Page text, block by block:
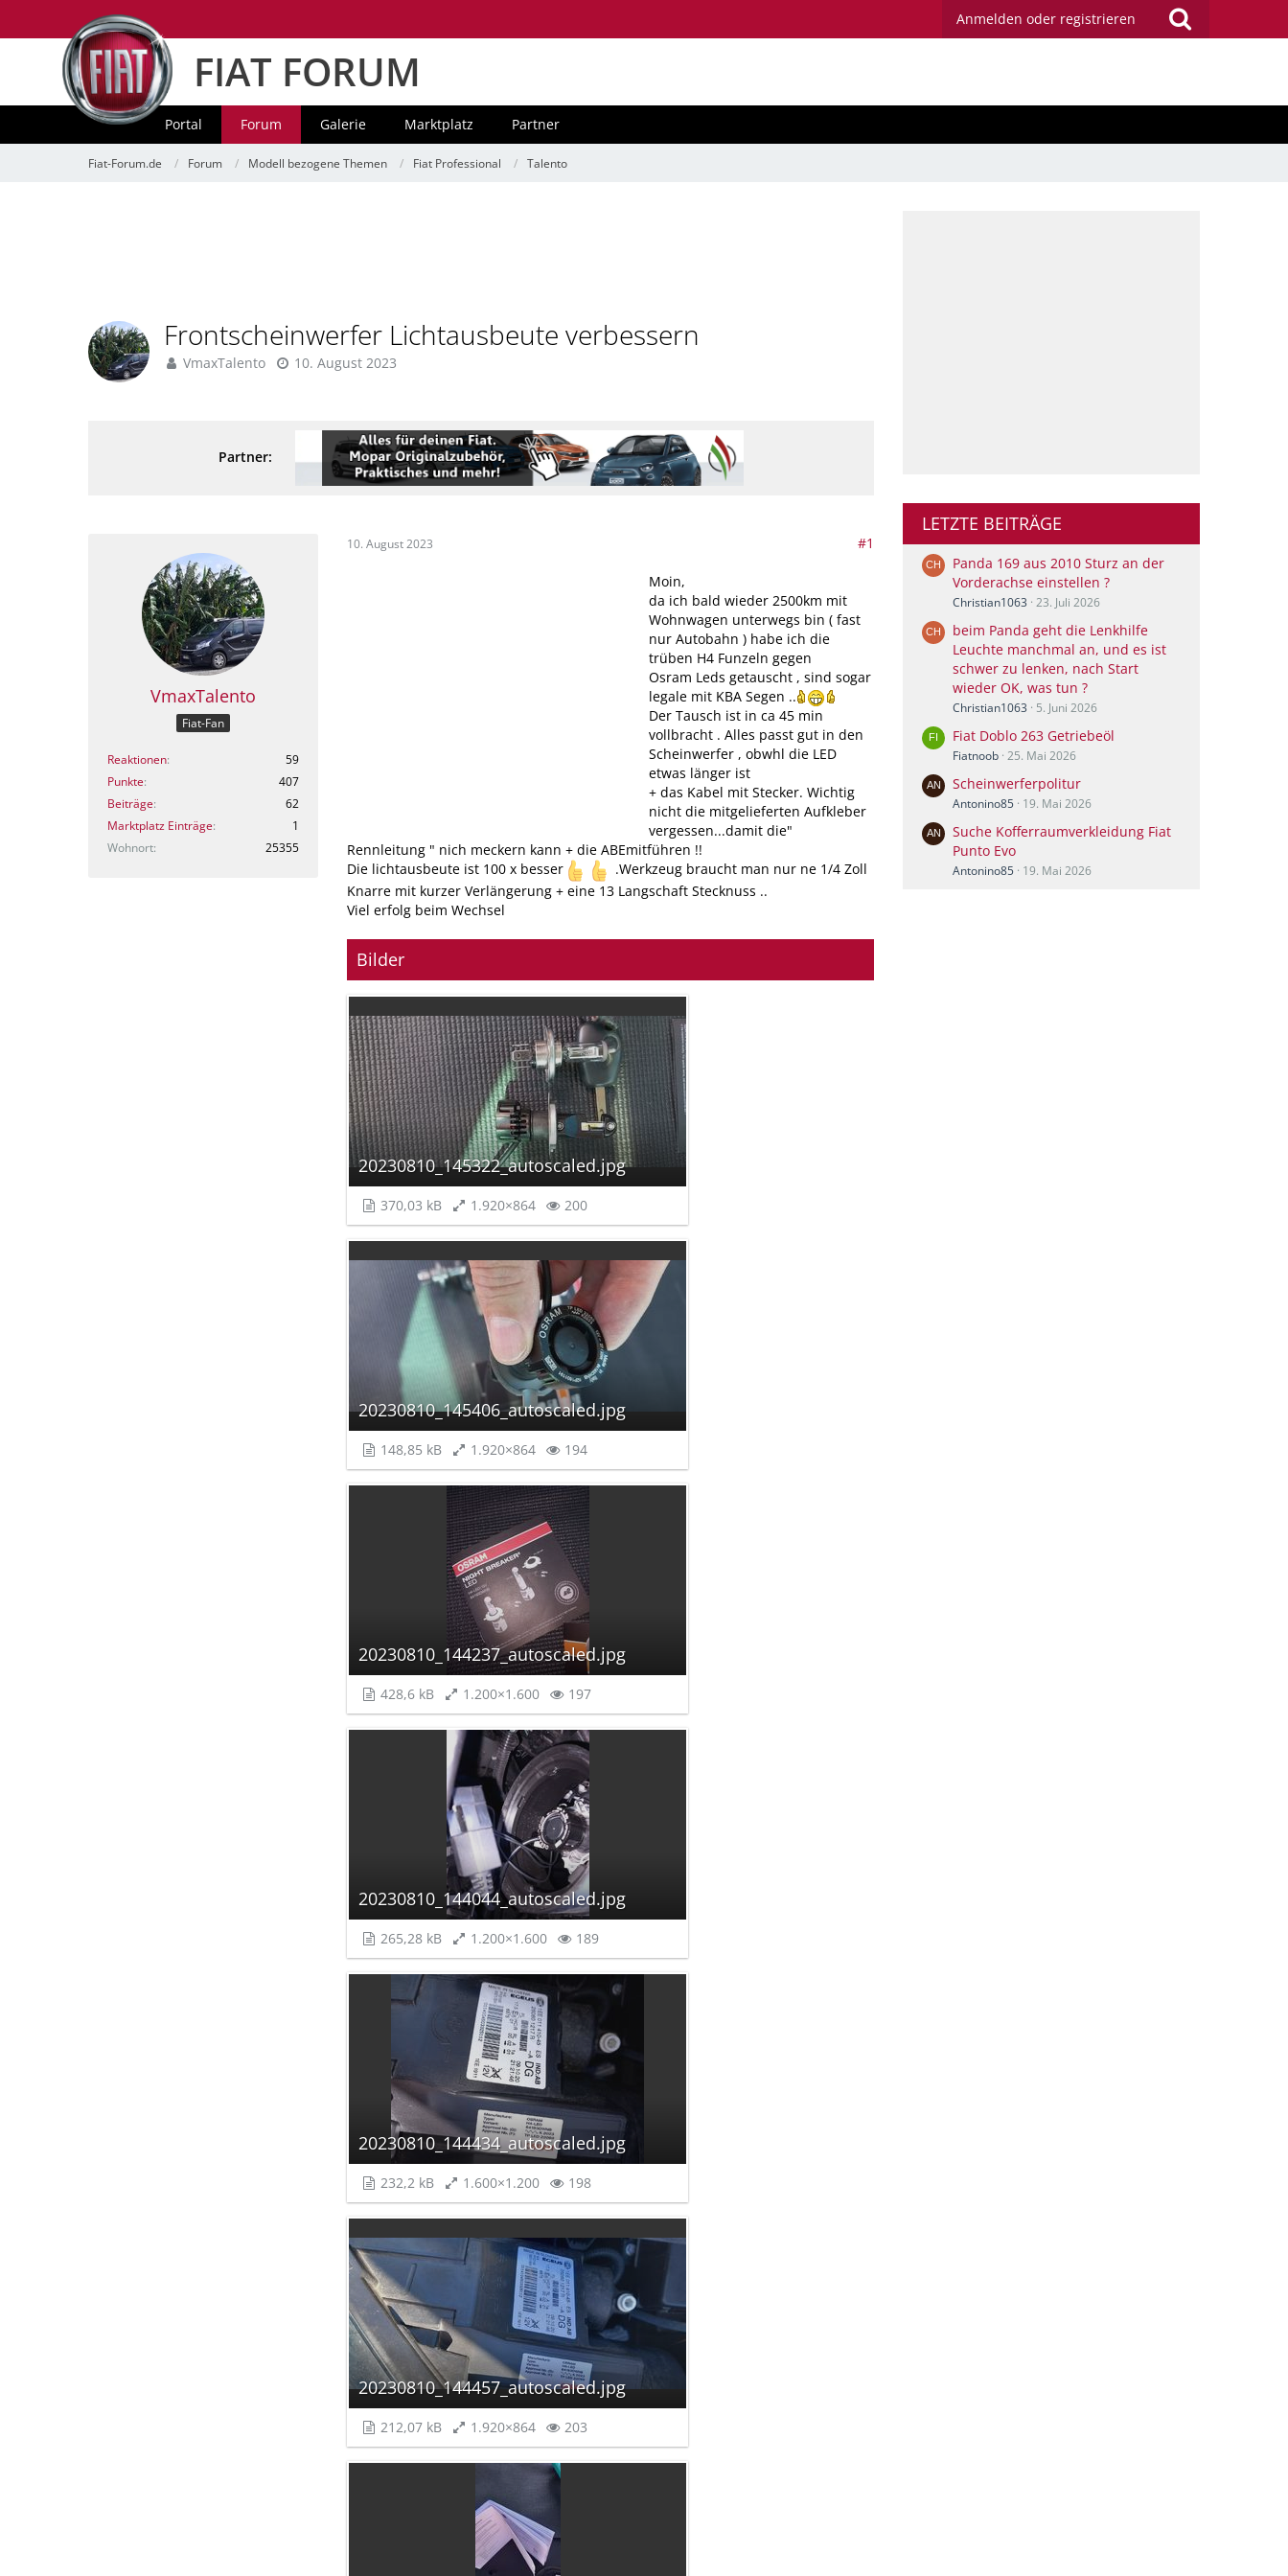
Anmelden oder registrieren
FIAT FORUM
Portal Forum Galerie Marktplatz Partner
Fiat-Forum.de Forum Modell bezogene Themen Fiat Professional Talento
Frontscheinwerfer Lichtausbeute verbessern
VmaxTalento 10. August 2023
Partner:
VmaxTalento
Fiat-Fan
Reaktionen
59
Punkte
407
Beiträge
62
Marktplatz Einträge
1
Wohnort
25355
10. August 2023 #1
Moin,
da ich bald wieder 2500km mit
Wohnwagen unterwegs bin ( fast
nur Autobahn ) habe ich die
trüben H4 Funzeln gegen
Osram Leds getauscht , sind sogar
legale mit KBA Segen ..
Der Tausch ist in ca 45 min
vollbracht . Alles passt gut in den
Scheinwerfer , obwhl die LED
etwas länger ist
+ das Kabel mit Stecker. Wichtig
nicht die mitgelieferten Aufkleber
vergessen...damit die"
Rennleitung " nich meckern kann + die ABEmitführen !!
Die lichtausbeute ist 100 x besser
.Werkzeug braucht man nur ne 1/4 Zoll
Knarre mit kurzer Verlängerung + eine 13 Langschaft Stecknuss ..
Viel erfolg beim Wechsel
Bilder
20230810_145322_autoscaled.jpg
370,03 kB 1.920×864 200
20230810_145406_autoscaled.jpg
148,85 kB 1.920×864 194
20230810_144237_autoscaled.jpg
428,6 kB 1.200×1.600 197
20230810_144044_autoscaled.jpg
265,28 kB 1.200×1.600 189
20230810_144434_autoscaled.jpg
232,2 kB 1.600×1.200 198
20230810_144457_autoscaled.jpg
212,07 kB 1.920×864 203
LETZTE BEITRÄGE
Panda 169 aus 2010 Sturz an der
Vorderachse einstellen ?
Christian1063 23. Juli 2026
beim Panda geht die Lenkhilfe
Leuchte manchmal an, und es ist
schwer zu lenken, nach Start
wieder OK, was tun ?
Christian1063 5. Juni 2026
Fiat Doblo 263 Getriebeöl
Fiatnoob 25. Mai 2026
Scheinwerferpolitur
Antonino85 19. Mai 2026
Suche Kofferraumverkleidung Fiat
Punto Evo
Antonino85 19. Mai 2026